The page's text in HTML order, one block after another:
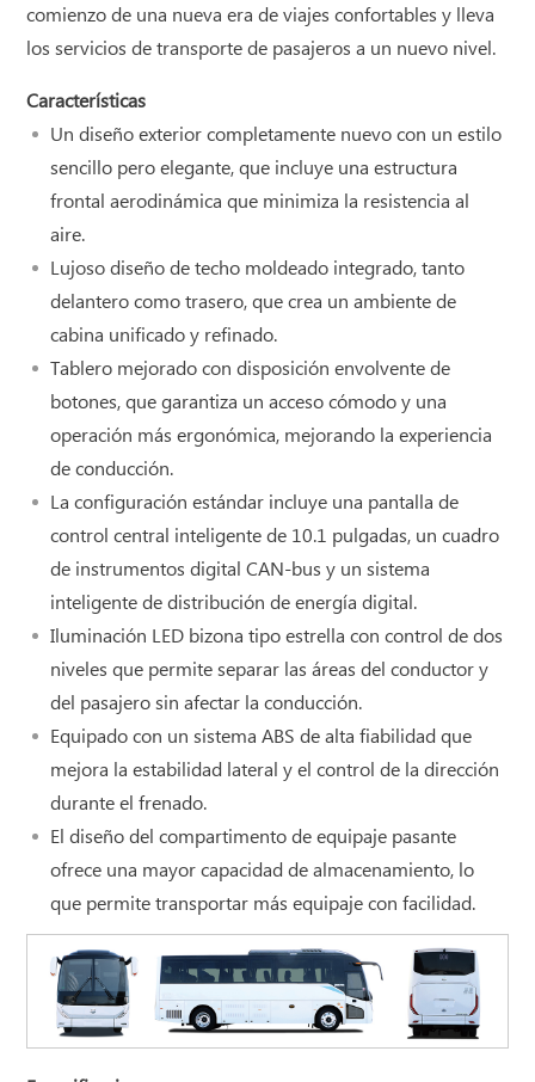
comienzo de una nueva era de viajes confortables y lleva
los servicios de transporte de pasajeros a un nuevo nivel.
Características
Un diseño exterior completamente nuevo con un estilo
sencillo pero elegante, que incluye una estructura
frontal aerodinámica que minimiza la resistencia al
aire.
Lujoso diseño de techo moldeado integrado, tanto
delantero como trasero, que crea un ambiente de
cabina unificado y refinado.
Tablero mejorado con disposición envolvente de
botones, que garantiza un acceso cómodo y una
operación más ergonómica, mejorando la experiencia
de conducción.
La configuración estándar incluye una pantalla de
control central inteligente de 10.1 pulgadas, un cuadro
de instrumentos digital CAN-bus y un sistema
inteligente de distribución de energía digital.
Iluminación LED bizona tipo estrella con control de dos
niveles que permite separar las áreas del conductor y
del pasajero sin afectar la conducción.
Equipado con un sistema ABS de alta fiabilidad que
mejora la estabilidad lateral y el control de la dirección
durante el frenado.
El diseño del compartimento de equipaje pasante
ofrece una mayor capacidad de almacenamiento, lo
que permite transportar más equipaje con facilidad.